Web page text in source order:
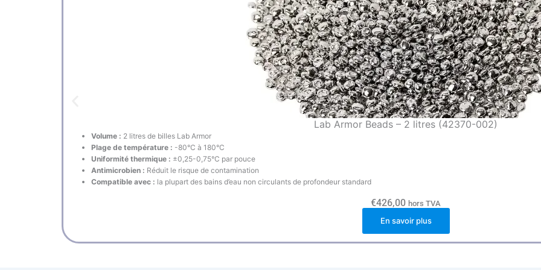
Lab Armor Beads – 2 litres (42370-002)
Volume : 2 litres de billes Lab Armor
Plage de température : -80°C à 180°C
Uniformité thermique : ±0,25-0,75°C par pouce
Antimicrobien : Réduit le risque de contamination
Compatible avec : la plupart des bains d’eau non circulants de profondeur standard
€426,00 hors TVA
En savoir plus